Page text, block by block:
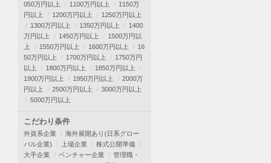
050万円以上
1100万円以上
1150万
円以上
1200万円以上
1250万円以上
1300万円以上
1350万円以上
1400
万円以上
1450万円以上
1500万円以
上
1550万円以上 1600万円以上
16
50万円以上
1700万円以上
1750万円
以上
1800万円以上
1850万円以上
1900万円以上
1950万円以上
2000万
円以上
2500万円以上
3000万円以上
5000万円以上
こだわり条件
外資系企業
海外展開あり(日系グロー
バル企業)
上場企業
株式公開準備
大手企業
ベンチャー企業
管理職・